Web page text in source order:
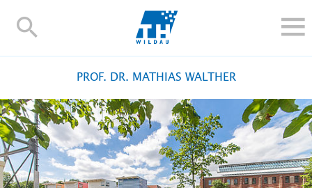
TH-
FORSCHUNG UND TRANSFER
ALUMNI
HOCHSCHULE
INTERNATIONAL
PROF. DR. MATHIAS WALTHER